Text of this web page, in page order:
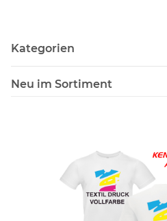
Kategorien
Neu im Sortiment